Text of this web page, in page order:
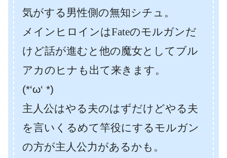
気がする男性側の無知シチュ。
メインヒロインはFateのモルガンだ
けど話が進むと他の魔女としてブル
アカのヒナも出て来きます。
(*‘ω‘ *)
主人公はやる夫のはずだけどやる夫
を言いくるめて竿役にするモルガン
の方が主人公力があるかも。